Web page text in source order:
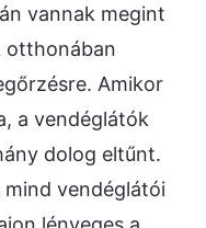
vannak megint
otthonában
Amikor
a vendéglátók
dolog eltűnt.
vendéglátói